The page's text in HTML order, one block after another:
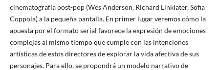
cinematografía post-pop (Wes Anderson, Richard Linklater, Sofia
Coppola) a la pequeña pantalla. En primer lugar veremos cómo la
apuesta por el formato serial favorece la expresión de emociones
complejas al mismo tiempo que cumple con las intenciones
artísticas de estos directores de explorar la vida afectiva de sus
personajes. Para ello, se propondrá un modelo narrativo de